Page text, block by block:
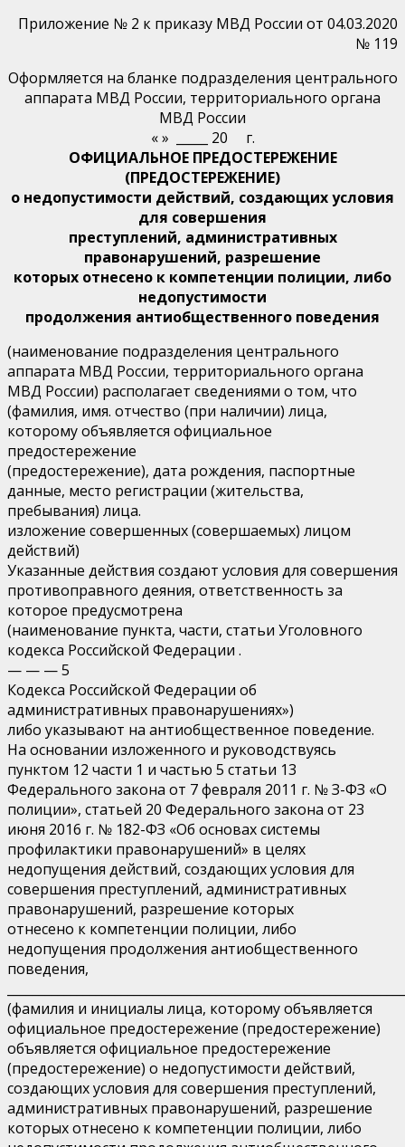
Приложение № 2 к приказу МВД России от 04.03.2020
№ 119
Оформляется на бланке подразделения центрального
аппарата МВД России, территориального органа
МВД России
« » _____ 20 г.
ОФИЦИАЛЬНОЕ ПРЕДОСТЕРЕЖЕНИЕ
(ПРЕДОСТЕРЕЖЕНИЕ)
о недопустимости действий, создающих условия
для совершения
преступлений, административных
правонарушений, разрешение
которых отнесено к компетенции полиции, либо
недопустимости
продолжения антиобщественного поведения
(наименование подразделения центрального
аппарата МВД России, территориального органа
МВД России) располагает сведениями о том, что
(фамилия, имя. отчество (при наличии) лица,
которому объявляется официальное
предостережение
(предостережение), дата рождения, паспортные
данные, место регистрации (жительства,
пребывания) лица.
изложение совершенных (совершаемых) лицом
действий)
Указанные действия создают условия для совершения
противоправного деяния, ответственность за
которое предусмотрена
(наименование пункта, части, статьи Уголовного
кодекса Российской Федерации .
— — — 5
Кодекса Российской Федерации об
административных правонарушениях»)
либо указывают на антиобщественное поведение.
На основании изложенного и руководствуясь
пунктом 12 части 1 и частью 5 статьи 13
Федерального закона от 7 февраля 2011 г. № З-ФЗ «О
полиции», статьей 20 Федерального закона от 23
июня 2016 г. № 182-ФЗ «Об основах системы
профилактики правонарушений» в целях
недопущения действий, создающих условия для
совершения преступлений, административных
правонарушений, разрешение которых
отнесено к компетенции полиции, либо
недопущения продолжения антиобщественного
поведения,
(фамилия и инициалы лица, которому объявляется
официальное предостережение (предостережение)
объявляется официальное предостережение
(предостережение) о недопустимости действий,
создающих условия для совершения преступлений,
административных правонарушений, разрешение
которых отнесено к компетенции полиции, либо